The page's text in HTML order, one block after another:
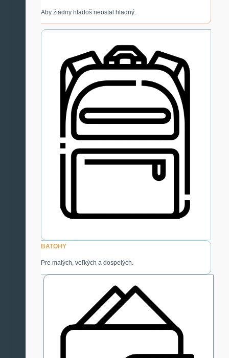
Aby žiadny hladoš neostal hladný.
BATOHY
Pre malých, veľkých a dospelých.